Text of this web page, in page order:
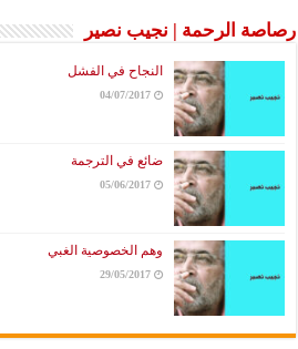
الرحمة | نجيب نصير
النجاح في الفشل
04/07/2017
ضائع في الترجمة
05/06/2017
وهم الخصوصية الغبي
29/05/2017